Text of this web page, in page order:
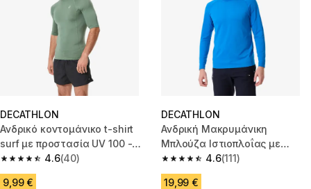
DECATHLON
Ανδρικό κοντομάνικο t-shirt
surf με προστασία UV 100 -
Χακί
4.6
4.6 out of 5 stars from 40 reviews
(40)
9,99 €
DECATHLON
Ανδρική Μακρυμάνικη
Μπλούζα Ιστιοπλοΐας με
Προστασία UV Sailing 500 -
Μπλε
4.6
4.6 out of 5 stars from 111
(111)
19,99 €